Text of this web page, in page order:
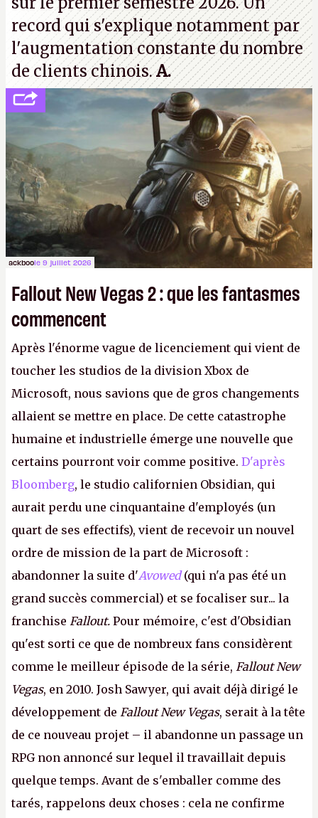
record qui s'explique notamment par
l'augmentation constante du nombre
de clients chinois.A.
ackboole 9 juillet 2026
Fallout New Vegas 2 : que les fantasmes
commencent
Après l'énorme vague de licenciement qui vient de
toucher les studios de la division Xbox de
Microsoft, nous savions que de gros changements
allaient se mettre en place. De cette catastrophe
humaine et industrielle émerge une nouvelle que
certains pourront voir comme positive. D'après
Bloomberg, le studio californien Obsidian, qui
aurait perdu une cinquantaine d'employés (un
quart de ses effectifs), vient de recevoir un nouvel
ordre de mission de la part de Microsoft :
abandonner la suite d'Avowed(qui n'a pas été un
grand succès commercial) et se focaliser sur... la
franchise Fallout. Pour mémoire, c'est d'Obsidian
qu'est sorti ce que de nombreux fans considèrent
comme le meilleur épisode de la série, Fallout New
Vegas, en 2010. Josh Sawyer, qui avait déjà dirigé le
développement de Fallout New Vegas, serait à la tête
de ce nouveau projet – il abandonne un passage un
RPG non annoncé sur lequel il travaillait depuis
quelque temps. Avant de s'emballer comme des
tarés, rappelons deux choses : cela ne confirme